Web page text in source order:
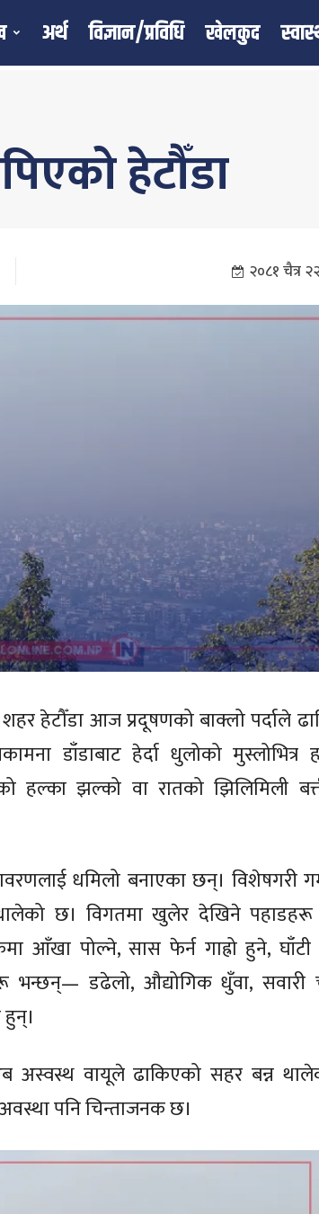
अर्थ विज्ञान/प्रविधि खेलकुद
हेटौँडा
२०८१ चैत्र
शहर हेटौँडा आज प्रदूषणको बाक्लो पर्दाले
डाँडाबाट हेर्दा धुलोको मुस्लोभित्र
हल्का झल्को वा रातको झिलिमिली
धमिलो बनाएका छन्। विशेषगरी
छ। विगतमा खुलेर देखिने
आँखा पोल्ने, सास फेर्न गाह्रो हुने,
भन्छन्— डढेलो, औद्योगिक धुँवा, सवारी
अस्वस्थ वायूले ढाकिएको सहर बन्न
पनि चिन्ताजनक छ।